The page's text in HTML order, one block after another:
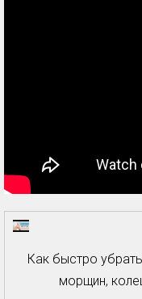
Как быстро
морщин,